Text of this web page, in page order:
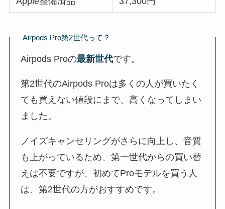
Airpods Pro第2世代って？
Airpods Proの最新世代です。
第2世代のAirpods Proは多くの人が買いたく
ても買えない値段にまで、高くなってしまい
ました。
ノイズキャンセリングがさらに向上し、音質
も上がっているため、第一世代からの買い替
えは不要ですが、初めてProモデルを買う人
は、第2世代の方がおすすめです。